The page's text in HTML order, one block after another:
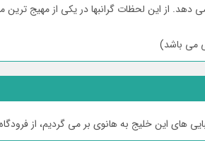
دهد. از این لحظات گرانبھا در یکی از مھیج
می باشد)
های این خلیج به هانوی بر می گردیم،